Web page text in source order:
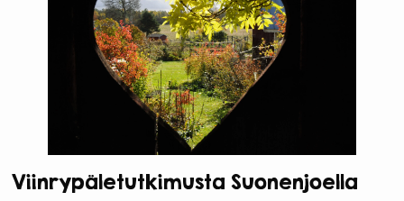
Viinrypäletutkimusta Suonenjoella